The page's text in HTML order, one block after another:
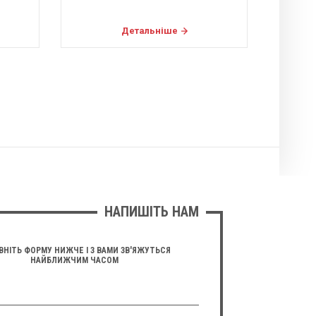
Детальніше
НАПИШІТЬ НАМ
ФОРМУ НИЖЧЕ І З ВАМИ ЗВ'ЯЖУТЬСЯ
НАЙБЛИЖЧИМ ЧАСОМ